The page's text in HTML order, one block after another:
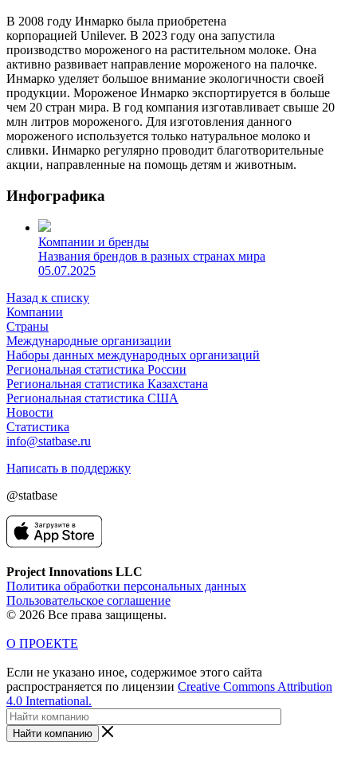
В 2008 году Инмарко была приобретена
корпорацией Unilever. В 2023 году она запустила
производство мороженого на растительном молоке. Она
активно развивает направление мороженого на палочке.
Инмарко уделяет большое внимание экологичности своей
продукции. Мороженое Инмарко экспортируется в больше
чем 20 стран мира. В год компания изготавливает свыше 20
млн литров мороженого. Для изготовления данного
мороженого используется только натуральное молоко и
сливки. Инмарко регулярно проводит благотворительные
акции, направленные на помощь детям и животным.
Инфографика
Компании и бренды
Названия брендов в разных странах мира
05.07.2025
Назад к списку
Компании
Страны
Международные организации
Наборы данных международных организаций
Региональная статистика России
Региональная статистика Казахстана
Региональная статистика США
Новости
Статистика
info@statbase.ru
Написать в поддержку
@statbase
Project Innovations LLC
Политика обработки персональных данных
Пользовательское соглашение
© 2026 Все права защищены.
О ПРОЕКТЕ
Если не указано иное, содержимое этого сайта
распространяется по лицензии Creative Commons Attribution
4.0 International.
Найти компанию